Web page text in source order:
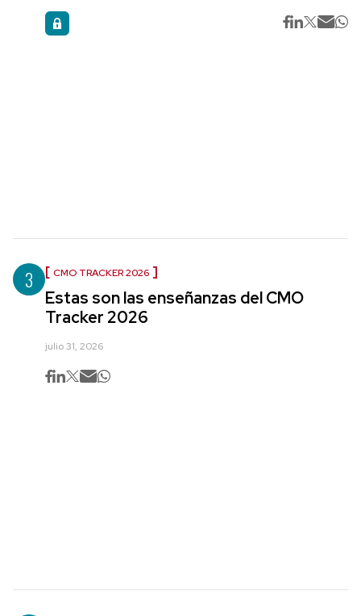
3 CMO TRACKER 2026
Estas son las enseñanzas del CMO
Tracker 2026
julio 31, 2026